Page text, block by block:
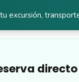
excursión,